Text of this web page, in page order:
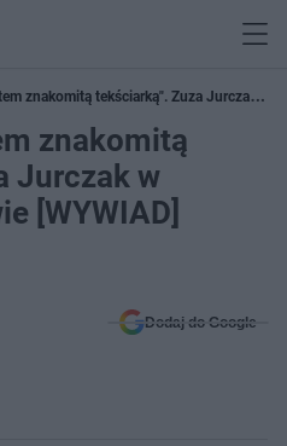
znakomitą tekściarką". Zuza Jurczak w
znakomitą
Jurczak w
[WYWIAD]
Dodaj do Google